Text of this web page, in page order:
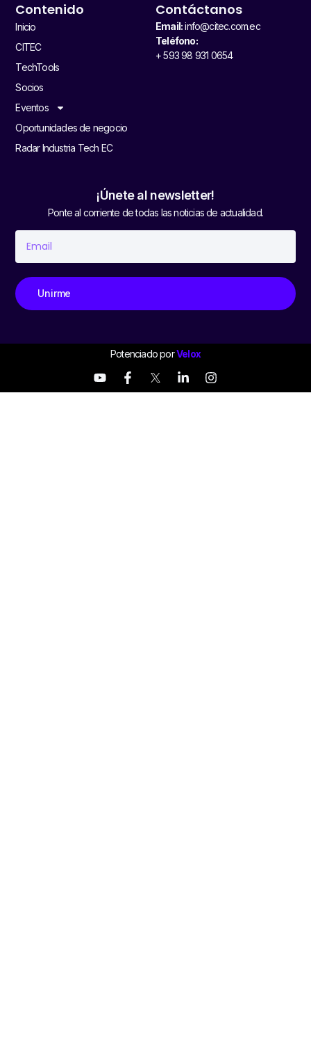
Contenido
Inicio
CITEC
TechTools
Socios
Eventos
Oportunidades de negocio
Radar Industria Tech EC
Contáctanos
Email:info@citec.com.ec
Teléfono:
+ 593 98 931 0654
¡Únete al newsletter!
Ponte al corriente de todas las noticias de actualidad.
Unirme
Potenciado porVelox